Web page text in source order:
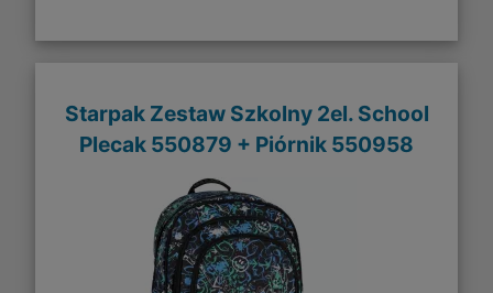
Starpak Zestaw Szkolny 2el. School
Plecak 550879 + Piórnik 550958